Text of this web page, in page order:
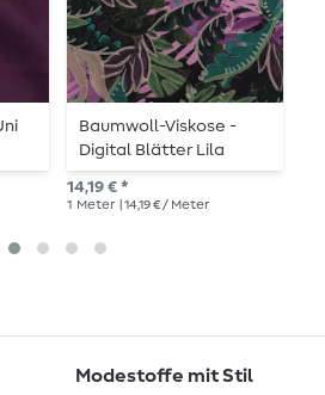
Baumwoll-Viskose -
Digital Blätter Lila
Violett
14,19 € *
1 Meter | 14,19 € / Meter
Modestoffe mit Stil